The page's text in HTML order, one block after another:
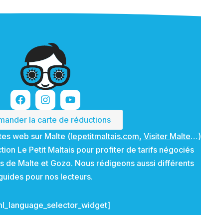
la carte de réductions
web sur Malte (lepetitmaltais.com, Visiter Malte…)
Le Petit Maltais pour profiter de tarifs négociés
de Malte et Gozo. Nous rédigeons aussi différents
pour nos lecteurs.